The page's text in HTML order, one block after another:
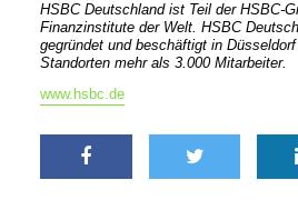
HSBC Deutschland ist Teil der HSBC-
Finanzinstitute der Welt. HSBC
gegründet und beschäftigt in
Standorten mehr als 3.000 Mitarbeiter.
www.hsbc.de